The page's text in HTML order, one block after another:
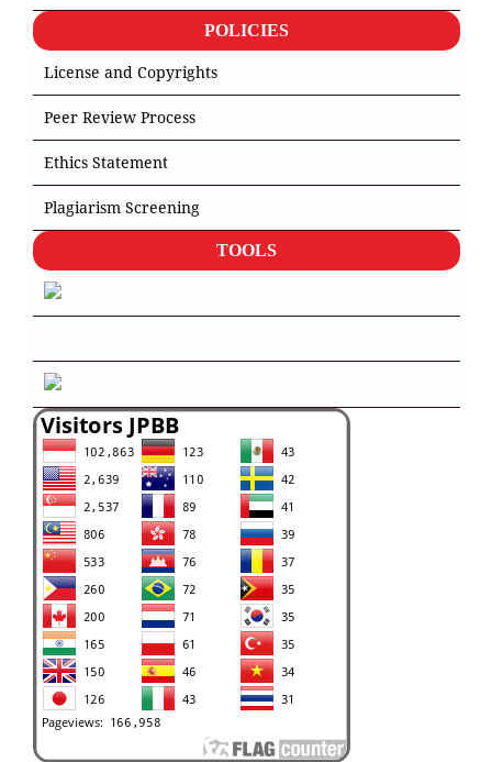
POLICIES
License and Copyrights
Peer Review Process
Ethics Statement
Plagiarism Screening
TOOLS